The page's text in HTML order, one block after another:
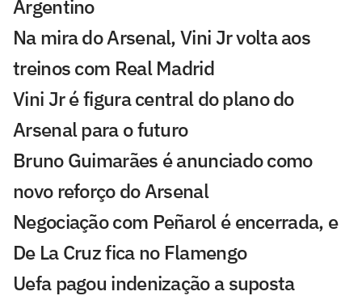
Argentino
Na mira do Arsenal, Vini Jr volta aos
treinos com Real Madrid
Vini Jr é figura central do plano do
Arsenal para o futuro
Bruno Guimarães é anunciado como
novo reforço do Arsenal
Negociação com Peñarol é encerrada, e
De La Cruz fica no Flamengo
Uefa pagou indenização a suposta